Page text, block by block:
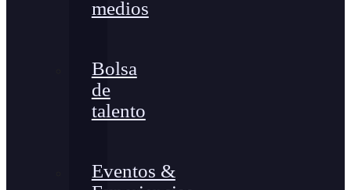
medios
Bolsa
de
talento
Eventos &